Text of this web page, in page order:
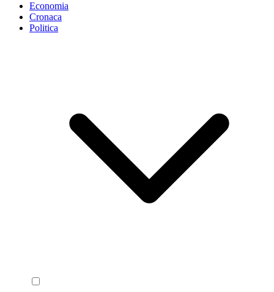
Economia
Cronaca
Politica